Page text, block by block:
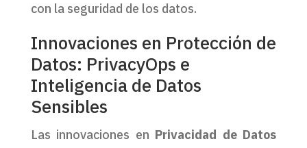
con la seguridad de los datos.
Innovaciones en Protección de
Datos: PrivacyOps e
Inteligencia de Datos
Sensibles
Las innovaciones en Privacidad de Datos